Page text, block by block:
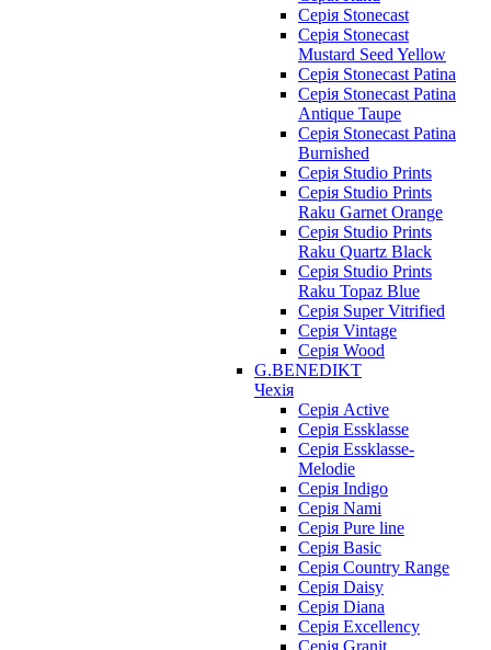
Серія Stonecast
Серія Stonecast
Mustard Seed Yellow
Серія Stonecast Patina
Серія Stonecast Patina
Antique Taupe
Серія Stonecast Patina
Burnished
Серія Studio Prints
Серія Studio Prints
Raku Garnet Orange
Серія Studio Prints
Raku Quartz Black
Серія Studio Prints
Raku Topaz Blue
Серія Super Vitrified
Серія Vintage
Серія Wood
G.BENEDIKT
Чехія
Cерія Active
Cерія Essklasse
Cерія Essklasse-
Melodie
Cерія Indigo
Cерія Nami
Cерія Pure line
Серія Basic
Серія Country Range
Серія Daisy
Серія Diana
Серія Excellency